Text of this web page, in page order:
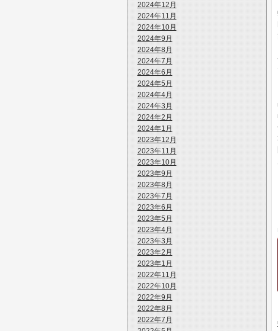
2024年12月
2024年11月
2024年10月
2024年9月
2024年8月
2024年7月
2024年6月
2024年5月
2024年4月
2024年3月
2024年2月
2024年1月
2023年12月
2023年11月
2023年10月
2023年9月
2023年8月
2023年7月
2023年6月
2023年5月
2023年4月
2023年3月
2023年2月
2023年1月
2022年11月
2022年10月
2022年9月
2022年8月
2022年7月